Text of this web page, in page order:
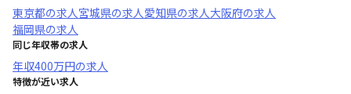
東京都の求人宮城県の求人愛知県の求人大阪府の求人
福岡県の求人
同じ年収帯の求人
年収400万円の求人
特徴が近い求人